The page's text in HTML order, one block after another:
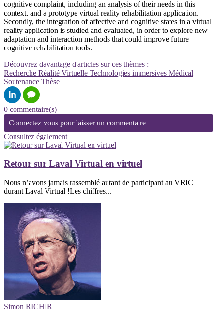
cognitive complaint, including an analysis of their needs in this
context, and a prototype virtual reality rehabilitation application.
Secondly, the integration of affective and cognitive states in a virtual
reality application is studied and evaluated, in order to explore new
adaptation and interaction methods that could improve future
cognitive rehabilitation tools.
Découvrez davantage d'articles sur ces thèmes :
Recherche Réalité Virtuelle Technologies immersives Médical
Soutenance Thèse
0 commentaire(s)
Connectez-vous pour laisser un commentaire
Consultez également
Retour sur Laval Virtual en virtuel
Nous n’avons jamais rassemblé autant de participant au VRIC
durant Laval Virtual !Les chiffres...
Simon RICHIR